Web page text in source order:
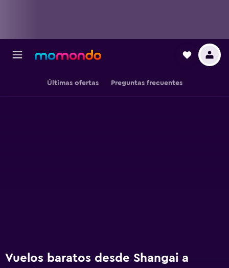
Últimas ofertas Preguntas frecuentes
Vuelos baratos desde Shangai a